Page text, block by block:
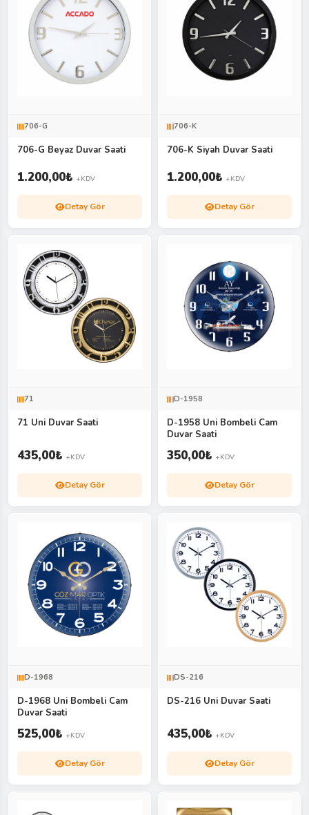
706-G
706-G Beyaz Duvar Saati
1.200,00₺ +KDV
Detay Gör
706-K
706-K Siyah Duvar Saati
1.200,00₺ +KDV
Detay Gör
71
71 Uni Duvar Saati
435,00₺ +KDV
Detay Gör
D-1958
D-1958 Uni Bombeli Cam
Duvar Saati
350,00₺ +KDV
Detay Gör
D-1968
D-1968 Uni Bombeli Cam
Duvar Saati
525,00₺ +KDV
Detay Gör
DS-216
DS-216 Uni Duvar Saati
435,00₺ +KDV
Detay Gör